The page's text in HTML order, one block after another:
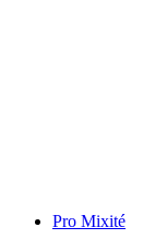
Pro Mixité